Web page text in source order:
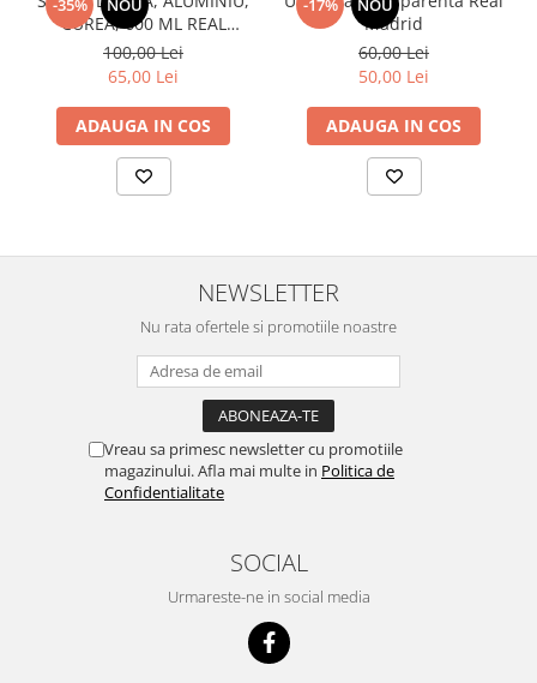
-35% NOU
CUREA, 600 ML REAL
MADRID
100,00 Lei
65,00 Lei
ADAUGA IN COS
-17% NOU
Madrid
60,00 Lei
50,00 Lei
ADAUGA IN COS
NEWSLETTER
Nu rata ofertele si promotiile noastre
Vreau sa primesc newsletter cu promotiile
magazinului. Afla mai multe in Politica de
Confidentialitate
SOCIAL
Urmareste-ne in social media